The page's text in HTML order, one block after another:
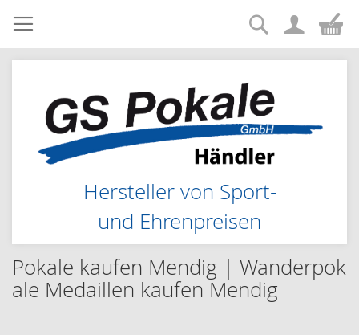
Zum
Inhalt
springen
Hersteller von Sport-
und Ehrenpreisen
Suche
Pokale kaufen Mendig | Wanderpok
ale Medaillen kaufen Mendig